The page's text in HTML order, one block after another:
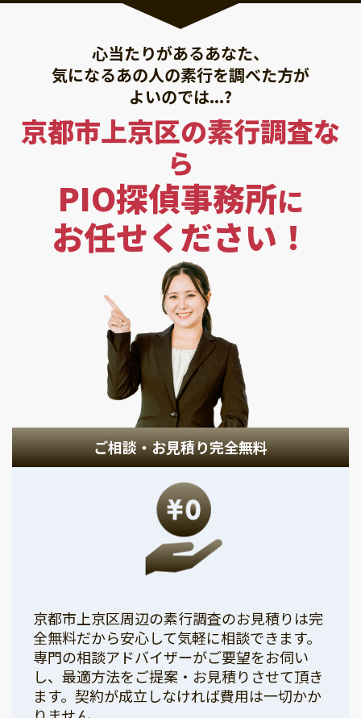
心当たりがあるあなた、
気になるあの人の素行を調べた方が
よいのでは...?
京都市上京区の素行調査な
ら
PIO探偵事務所に
お任せください！
ご相談・お見積り完全無料
京都市上京区周辺の素行調査のお見積りは完
全無料だから安心して気軽に相談できます。
専門の相談アドバイザーがご要望をお伺い
し、最適方法をご提案・お見積りさせて頂き
ます。契約が成立しなければ費用は一切かか